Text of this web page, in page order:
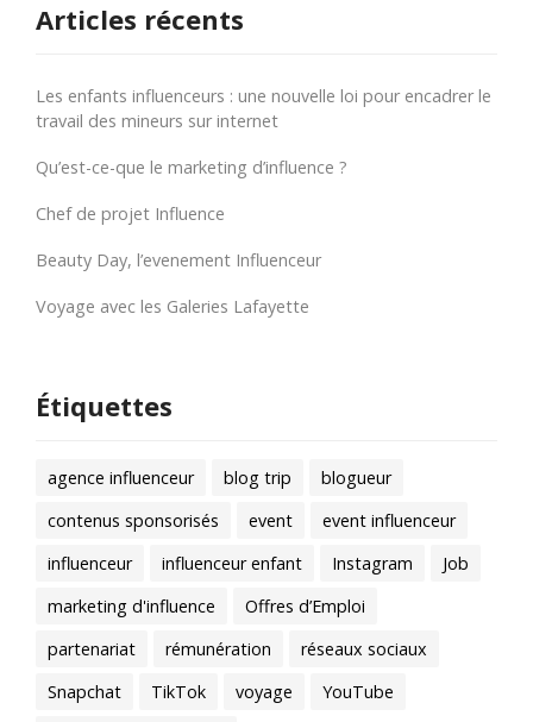
Articles récents
Les enfants influenceurs : une nouvelle loi pour encadrer le
travail des mineurs sur internet
Qu’est-ce-que le marketing d’influence ?
Chef de projet Influence
Beauty Day, l’evenement Influenceur
Voyage avec les Galeries Lafayette
Étiquettes
agence influenceur blog trip
blogueur
contenus sponsorisés
event
event influenceur
influenceur
influenceur enfant Instagram
Job
marketing d'influence
Offres d’Emploi
partenariat
rémunération
réseaux sociaux
Snapchat
TikTok voyage
YouTube